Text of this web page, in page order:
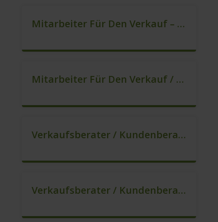
Mitarbeiter Für Den Verkauf – Quereinstieg Möglich (m/w/d)
Mitarbeiter Für Den Verkauf / Vertrieb (m/w/d)
Verkaufsberater / Kundenberater, Auch Ohne Ausbildung Möglich (m/w/d)
Verkaufsberater / Kundenberater – Ab Sofort (m/w/d)